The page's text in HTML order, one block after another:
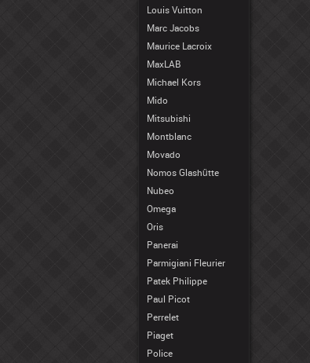
Louis Vuitton
Marc Jacobs
Maurice Lacroix
MaxLAB
Michael Kors
Mido
Mitsubishi
Montblanc
Movado
Nomos Glashütte
Nubeo
Omega
Oris
Panerai
Parmigiani Fleurier
Patek Philippe
Paul Picot
Perrelet
Piaget
Police